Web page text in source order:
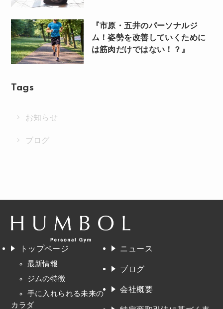
『市原・五井のパーソナルジ
ム！姿勢を改善していくために
は筋肉だけではない！？』
Tags
お知らせ
ブログ
トップページ
最新情報
ジムの特徴
手に入れられる未来の
カラダ
ニュース
ブログ
会社概要